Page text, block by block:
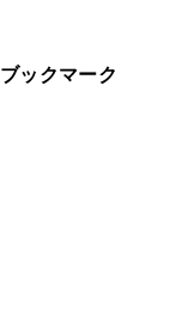
ブックマーク